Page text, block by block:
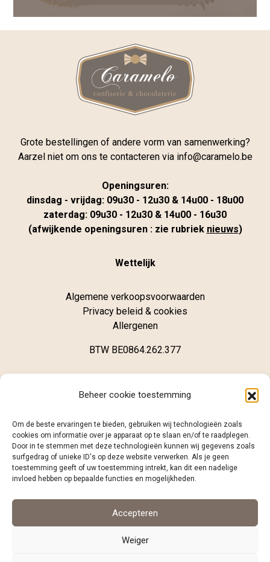
Beheer cookie toestemming
Om de beste ervaringen te bieden, gebruiken wij technologieën zoals
cookies om informatie over je apparaat op te slaan en/of te raadplegen.
Door in te stemmen met deze technologieën kunnen wij gegevens zoals
surfgedrag of unieke ID's op deze website verwerken. Als je geen
toestemming geeft of uw toestemming intrekt, kan dit een nadelige
invloed hebben op bepaalde functies en mogelijkheden.
Accepteren
Weiger
Grote bestellingen of andere vorm van samenwerking?
Aarzel niet om ons te contacteren via info@caramelo.be
Openingsuren:
dinsdag - vrijdag: 09u30 - 12u30 & 14u00 - 18u00
zaterdag: 09u30 - 12u30 & 14u00 - 16u30
(afwijkende openingsuren : zie rubriek nieuws)
Wettelijk
Algemene verkoopsvoorwaarden
Privacy beleid & cookies
Allergenen
BTW BE0864.262.377
B-8020 Oostkamp
+32 (0)468 12 98 86
info@caramelo.be
Volg ons
facebook